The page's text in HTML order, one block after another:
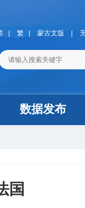
| 繁 | 蒙古文版 |
数据发布
国